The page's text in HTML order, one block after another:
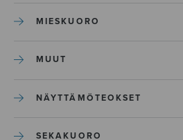
MIESKUORO
MUUT
NÄYTTÄMÖTEOKSET
SEKAKUORO